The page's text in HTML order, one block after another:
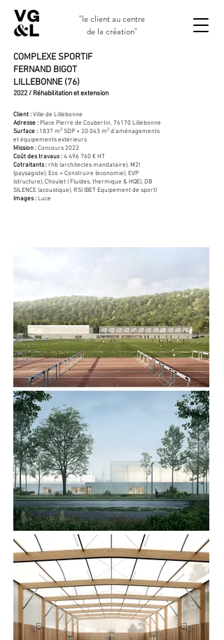
"le client au centre
de la création"
COMPLEXE SPORTIF
FERNAND BIGOT
LILLEBONNE (76)
2022 / Réhabilitation et extension
Client :Ville de Lillebonne
Adresse :Place Pierre de Coubertin, 76170 Lillebonne
Surface : 1837 m² SDP + 20 043 m² d’aménagements
et équipements extérieurs
Mission :Concours 2022
Coût des travaux :4 496 760€ HT
Cotraitants :rhb (architectes mandataire), M2I
(paysagiste), Eco + Construire (economie), EVP
(structure), Choulet ( Fluides, thermique & HQE), DB
SILENCE (acoustique), RSI (BET Equipement de sport)
Images :Luce